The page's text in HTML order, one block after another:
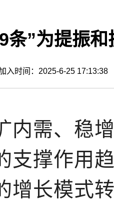
条”为提振
入时间：2025-6-25
内需、稳
支撑作用
增长模式